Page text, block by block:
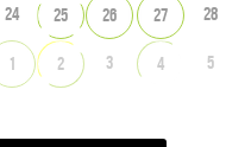
24 25 26 27 28
1 2 3 4 5